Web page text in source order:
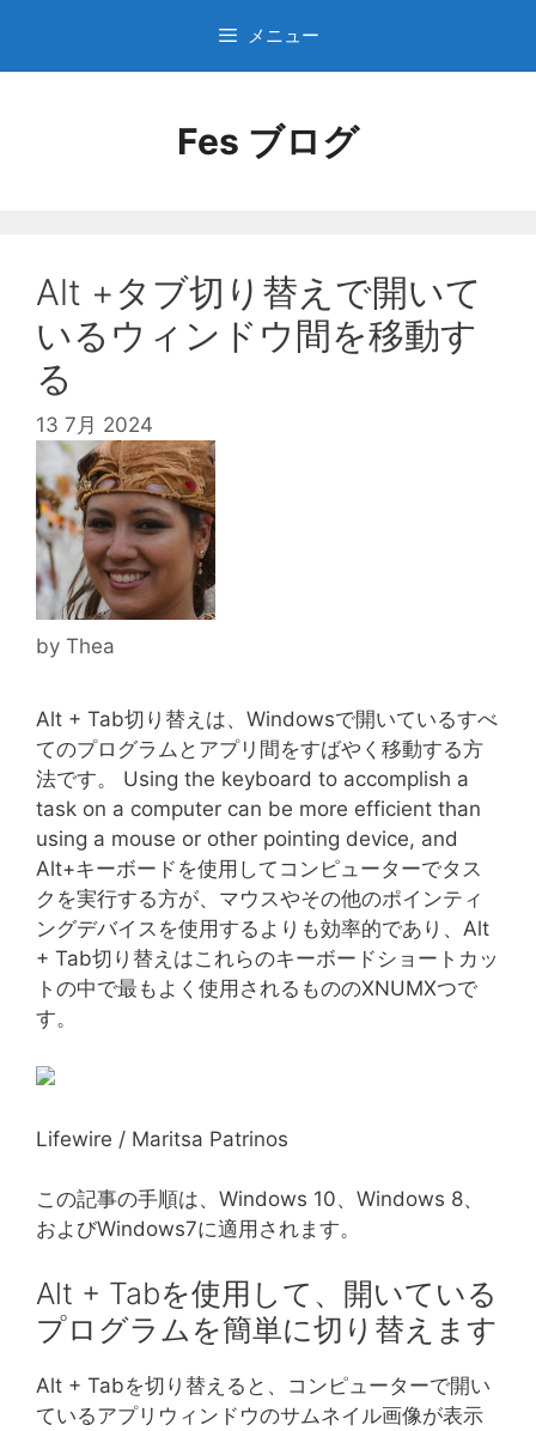
テ
メニュー
Fes ブログ
Alt +タブ切り替えで開いて
いるウィンドウ間を移動す
る
13 7月 2024
by Thea
Alt + Tab切り替えは、Windowsで開いているすべ
てのプログラムとアプリ間をすばやく移動する方
法です。 Using the keyboard to accomplish a
task on a computer can be more efficient than
using a mouse or other pointing device, and
Alt+キーボードを使用してコンピューターでタス
クを実行する方が、マウスやその他のポインティ
ングデバイスを使用するよりも効率的であり、Alt
+ Tab切り替えはこれらのキーボードショートカッ
トの中で最もよく使用されるもののXNUMXつで
す。
Lifewire / Maritsa Patrinos
この記事の手順は、Windows 10、Windows 8、
およびWindows7に適用されます。
Alt + Tabを使用して、開いている
プログラムを簡単に切り替えます
Alt + Tabを切り替えると、コンピューターで開い
ているアプリウィンドウのサムネイル画像が表示